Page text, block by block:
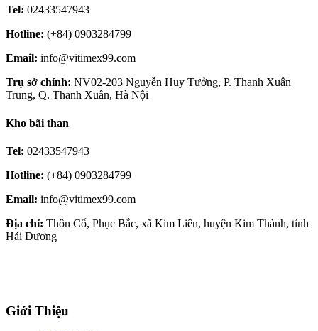
Tel: 02433547943
Hotline: (+84) 0903284799
Email: info@vitimex99.com
Trụ sở chính: NV02-203 Nguyễn Huy Tưởng, P. Thanh Xuân
Trung, Q. Thanh Xuân, Hà Nội
Kho bãi than
Tel: 02433547943
Hotline: (+84) 0903284799
Email: info@vitimex99.com
Địa chỉ: Thôn Cổ, Phục Bắc, xã Kim Liên, huyện Kim Thành, tỉnh
Hải Dương
Giới Thiệu